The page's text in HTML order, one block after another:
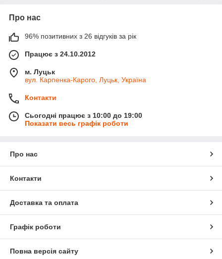
Про нас
96% позитивних з 26 відгуків за рік
Працює з 24.10.2012
м. Луцьк
вул. Карпенка-Карого, Луцьк, Україна
Контакти
Сьогодні працює з 10:00 до 19:00
Показати весь графік роботи
Про нас
Контакти
Доставка та оплата
Графік роботи
Повна версія сайту